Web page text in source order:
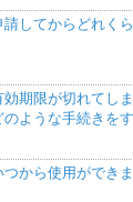
してからどれく
期限が切れてし
ような手続きを
から使用ができ